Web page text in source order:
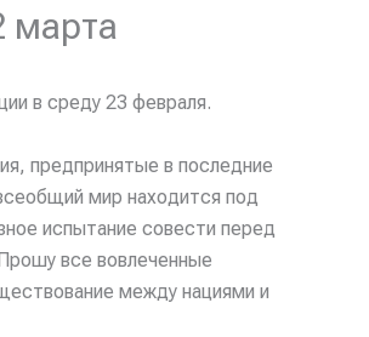
марта
в среду 23 февраля.
предпринятые в последние
мир находится под
испытание совести перед
все вовлеченные
между нациями и